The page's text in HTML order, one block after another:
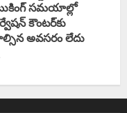
సమయాల్లో
కౌంటర్‌కు
అవసరం లేదు